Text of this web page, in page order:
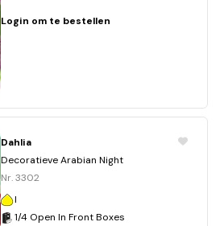
Login om te bestellen
Dahlia
Decoratieve Arabian Night
Nr. 3302
I
1/4 Open In Front Boxes